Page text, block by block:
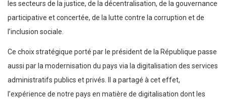
les secteurs de la justice, de la décentralisation, de la gouvernance
participative et concertée, de la lutte contre la corruption et de
l’inclusion sociale.
Ce choix stratégique porté par le président de la République passe
aussi par la modernisation du pays via la digitalisation des services
administratifs publics et privés. Il a partagé à cet effet,
l’expérience de notre pays en matière de digitalisation dont les